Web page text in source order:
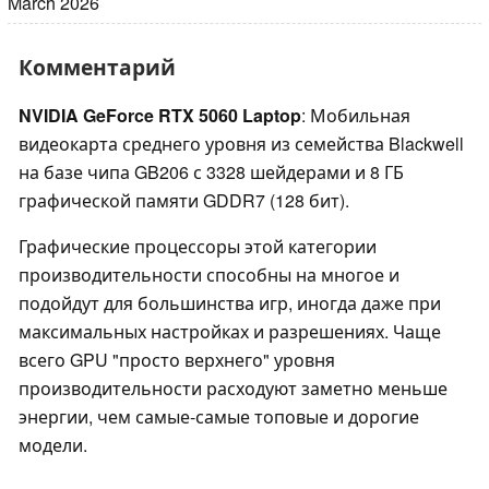
Комментарий
NVIDIA GeForce RTX 5060 Laptop: Мобильная
видеокарта среднего уровня из семейства Blackwell
на базе чипа GB206 с 3328 шейдерами и 8 ГБ
графической памяти GDDR7 (128 бит).
Графические процессоры этой категории
производительности способны на многое и
подойдут для большинства игр, иногда даже при
максимальных настройках и разрешениях. Чаще
всего GPU "просто верхнего" уровня
производительности расходуют заметно меньше
энергии, чем самые-самые топовые и дорогие
модели.